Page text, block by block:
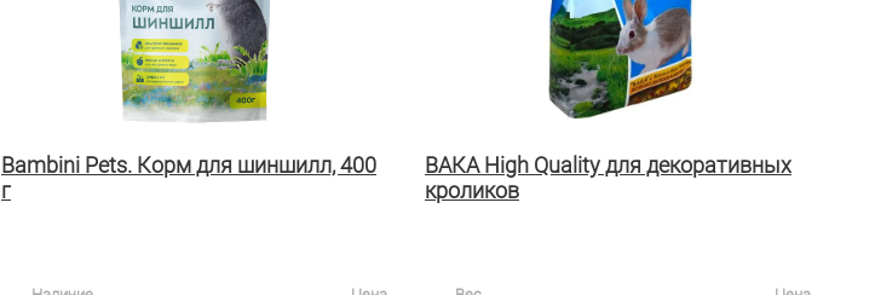
Bambini Pets. Корм для шиншилл, 400
г
ВАКА High Quality для декоративных
кроликов